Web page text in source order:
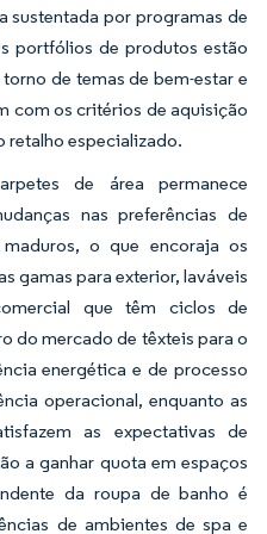
sustentada por programas de
portfólios de produtos estão
de temas de bem-estar e
com os critérios de aquisição
retalho especializado.
de área permanece
nas preferências de
o que encoraja os
gamas para exterior, laváveis
que têm ciclos de
do mercado de têxteis para o
energética e de processo
operacional, enquanto as
as expectativas de
a ganhar quota em espaços
da roupa de banho é
de ambientes de spa e